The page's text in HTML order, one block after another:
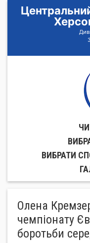
ВИБРАТИ
Олена
чемпіонату
боротьби